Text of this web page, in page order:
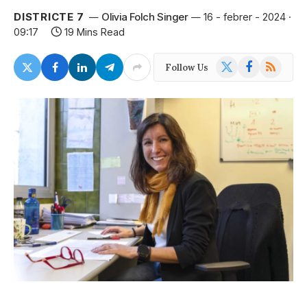
DISTRICTE 7 Olivia Folch Singer
16 - febrer - 2024 ·
09:17
19 Mins Read
Follow Us Facebook
RSS